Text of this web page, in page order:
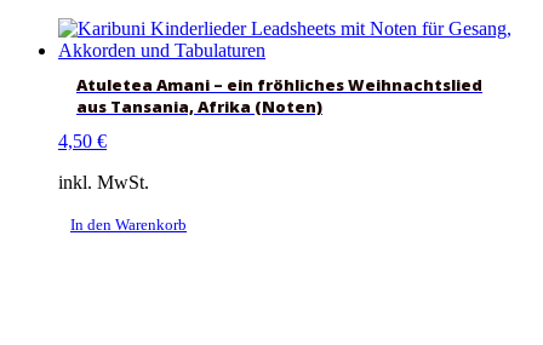
Atuletea Amani – ein fröhliches Weihnachtslied
aus Tansania, Afrika (Noten)
4,50 €
inkl. MwSt.
In den Warenkorb